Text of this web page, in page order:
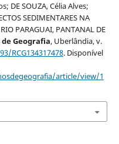
DE SOUZA, Célia Alves;
SEDIMENTARES NA
PARAGUAI, PANTANAL DE
Geografia, Uberlândia, v.
RCG134317478. Disponível
article/view/1